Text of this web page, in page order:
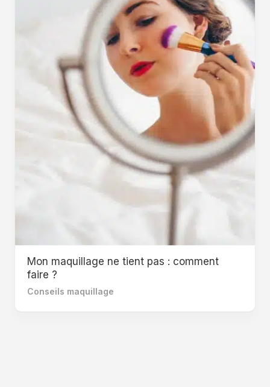
Mon maquillage ne tient pas : comment
faire ?
Conseils maquillage